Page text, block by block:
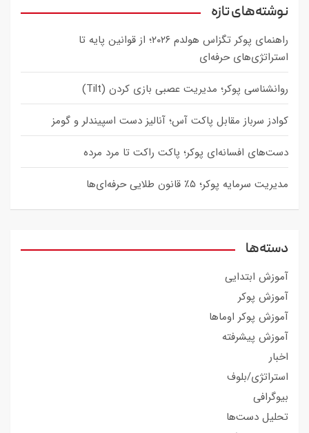
c
نوشته‌های تازه
راهنمای پوکر تگزاس هولدم ۲۰۲۶؛ از قوانین پایه تا
استراتژی‌های حرفه‌ای
روانشناسی پوکر؛ مدیریت عصبی بازی کردن (Tilt)
کوادز سرباز مقابل پاکت آس؛ آنالیز دست اسپیندلر و گومز
دست‌های افسانه‌ای پوکر؛ پاکت راکت تا مرد مرده
مدیریت سرمایه پوکر؛ ۵٪ قانون طلایی حرفه‌ای‌ها
دسته‌ها
آموزش ابتدایی
آموزش پوکر
آموزش پوکر اوماها
آموزش پیشرفته
اخبار
استراتژی/بلوف
بیوگرافی
تحلیل دست‌ها